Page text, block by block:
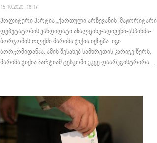
15.10.2020. 18:17
პოლიტური პარტია „ქართული არჩევანის“ მაჟორიტარი
დეპუტატობის კანდიდატი ახალციხე-ადიგენი-ასპინძა-
ბორჯომის ოლქში მარიზა ჯიქია იქნება. იგი
ბორჯომიდანაა. ამის შესახებ სამხრეთის კარიჭე წერს.
მარიზა ჯიქია პარტიამ ცესკოში უკვე დაარეგისტრირა....